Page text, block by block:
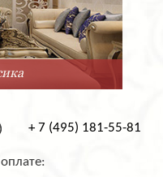
+ 7 (495) 181-55-81